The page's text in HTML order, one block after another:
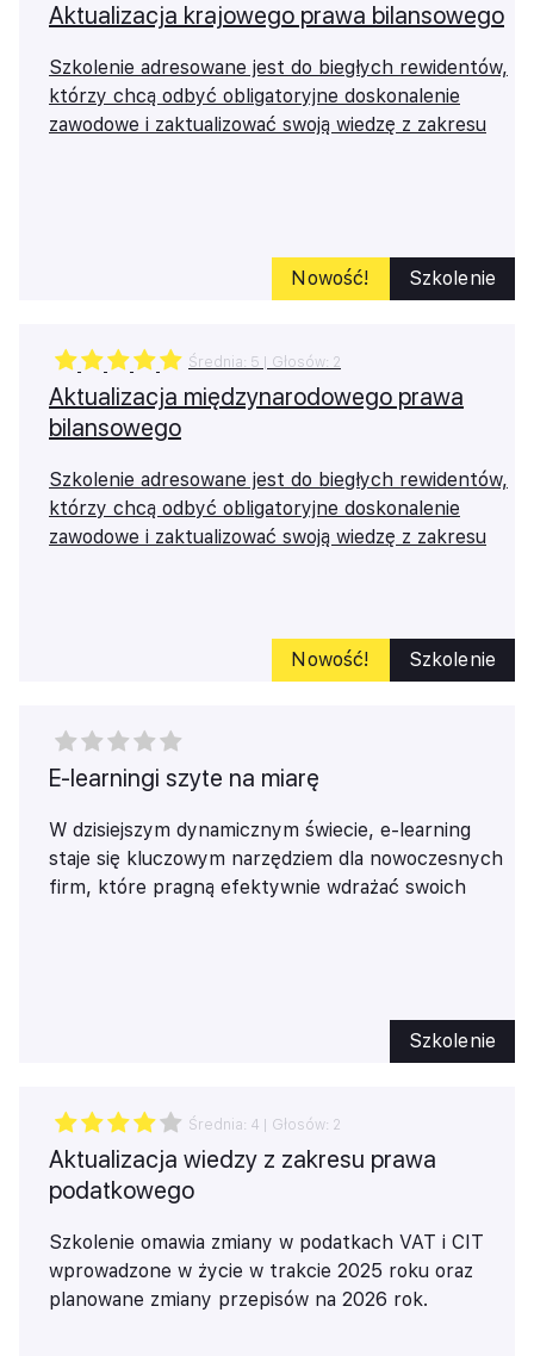
Aktualizacja krajowego prawa bilansowego
Szkolenie adresowane jest do biegłych rewidentów,
którzy chcą odbyć obligatoryjne doskonalenie
zawodowe i zaktualizować swoją wiedzę z zakresu
Nowość! Szkolenie
Średnia: 5 | Głosów: 2
Aktualizacja międzynarodowego prawa
bilansowego
Szkolenie adresowane jest do biegłych rewidentów,
którzy chcą odbyć obligatoryjne doskonalenie
zawodowe i zaktualizować swoją wiedzę z zakresu
Nowość!
Szkolenie
E-learningi szyte na miarę
W dzisiejszym dynamicznym świecie, e-learning
staje się kluczowym narzędziem dla nowoczesnych
firm, które pragną efektywnie wdrażać swoich
szkoleniowego. Dzięki interaktywnym modułom,
multimedialnym treściom oraz możliwościom
uczestników, ale także dostosowują się do ich
indywidualnych potrzeb.
Dodatkowo, e-learning pozwala na redukcję
kosztów związanych z tradycyjnymi formami
szkoleń, eliminując wydatki na dojazdy, wynajem sal
czy materiały drukowane. Inwestując w nowoczesne
rozwiązania edukacyjne, firmy mogą nie tylko
podnieść kwalifikacje swoich pracowników, ale także
Szkolenie
Średnia: 4 | Głosów: 2
Aktualizacja wiedzy z zakresu prawa
podatkowego
Szkolenie omawia zmiany w podatkach VAT i CIT
wprowadzone w życie w trakcie 2025 roku oraz
planowane zmiany przepisów na 2026 rok.